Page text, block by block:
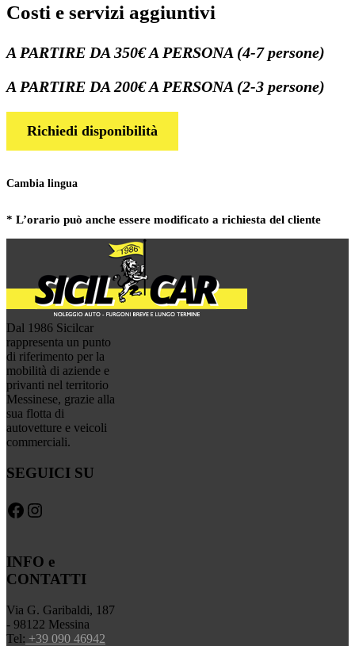
Costi e servizi aggiuntivi
A PARTIRE DA 350€ A PERSONA (4-7 persone)
A PARTIRE DA 200€ A PERSONA (2-3 persone)
Richiedi disponibilità
Cambia lingua
* L’orario può anche essere modificato a richiesta del cliente
Dal 1986 Sicilcar
rappresenta un punto
di riferimento per la
mobilità di aziende e
privanti nel territorio
Messinese, grazie alla
sua flotta di
autovetture e veicoli
commerciali.
SEGUICI SU
Facebook Instagram
INFO e
CONTATTI
Via G. Garibaldi, 187
- 98122 Messina
Tel: +39 090 46942